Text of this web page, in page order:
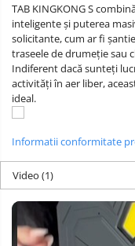
TAB KINGKONG S
inteligente și puterea
solicitante, cum ar fi
traseele de drumeție sau
Indiferent dacă sunteți
activități în aer liber,
ideal.
Informatii conformitate
Video (1)